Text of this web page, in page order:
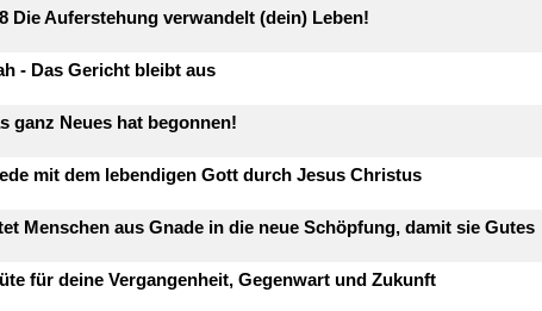
Die Auferstehung verwandelt (dein) Leben!
- Das Gericht bleibt aus
ganz Neues hat begonnen!
mit dem lebendigen Gott durch Jesus Christus
Menschen aus Gnade in die neue Schöpfung, damit sie Gutes
für deine Vergangenheit, Gegenwart und Zukunft